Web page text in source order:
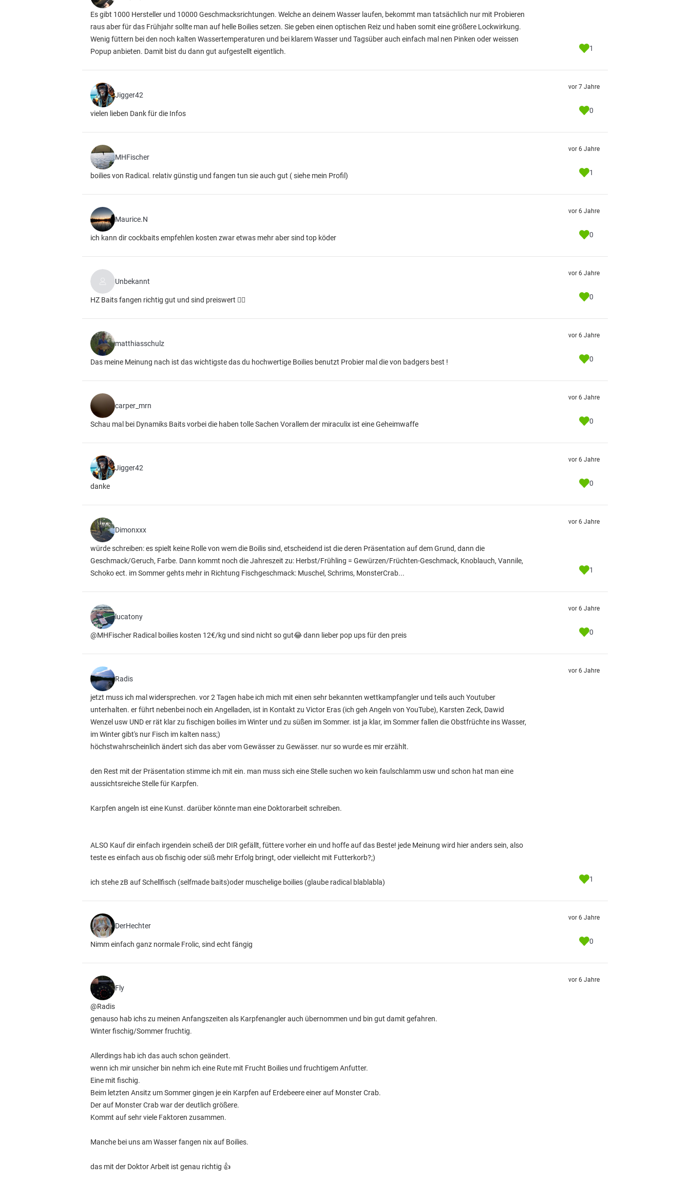
Es gibt 1000 Hersteller und 10000 Geschmacksrichtungen. Welche an deinem Wasser laufen, bekommt man tatsächlich nur mit Probieren
raus aber für das Frühjahr sollte man auf helle Boilies setzen. Sie geben einen optischen Reiz und haben somit eine größere Lockwirkung.
Wenig füttern bei den noch kalten Wassertemperaturen und bei klarem Wasser und Tagsüber auch einfach mal nen Pinken oder weissen
Popup anbieten. Damit bist du dann gut aufgestellt eigentlich.
1
Jigger42
vielen lieben Dank für die Infos
vor 7 Jahre
0
MHFischer
boilies von Radical. relativ günstig und fangen tun sie auch gut ( siehe mein Profil)
vor 6 Jahre
1
Maurice.N
ich kann dir cockbaits empfehlen kosten zwar etwas mehr aber sind top köder
vor 6 Jahre
0
Unbekannt
HZ Baits fangen richtig gut und sind preiswert 👍🏻
vor 6 Jahre
0
matthiasschulz
Das meine Meinung nach ist das wichtigste das du hochwertige Boilies benutzt Probier mal die von badgers best !
vor 6 Jahre
0
carper_mrn
Schau mal bei Dynamiks Baits vorbei die haben tolle Sachen Vorallem der miraculix ist eine Geheimwaffe
vor 6 Jahre
0
Jigger42
danke
vor 6 Jahre
0
Dimonxxx
würde schreiben: es spielt keine Rolle von wem die Boilis sind, etscheidend ist die deren Präsentation auf dem Grund, dann die
Geschmack/Geruch, Farbe. Dann kommt noch die Jahreszeit zu: Herbst/Frühling = Gewürzen/Früchten-Geschmack, Knoblauch, Vannile,
Schoko ect. im Sommer gehts mehr in Richtung Fischgeschmack: Muschel, Schrims, MonsterCrab...
vor 6 Jahre
1
lucatony
@MHFischer Radical boilies kosten 12€/kg und sind nicht so gut😂 dann lieber pop ups für den preis
vor 6 Jahre
0
Radis
jetzt muss ich mal widersprechen. vor 2 Tagen habe ich mich mit einen sehr bekannten wettkampfangler und teils auch Youtuber
unterhalten. er führt nebenbei noch ein Angelladen, ist in Kontakt zu Victor Eras (ich geh Angeln von YouTube), Karsten Zeck, Dawid
Wenzel usw UND er rät klar zu fischigen boilies im Winter und zu süßen im Sommer. ist ja klar, im Sommer fallen die Obstfrüchte ins Wasser,
im Winter gibt's nur Fisch im kalten nass;)
höchstwahrscheinlich ändert sich das aber vom Gewässer zu Gewässer. nur so wurde es mir erzählt.
den Rest mit der Präsentation stimme ich mit ein. man muss sich eine Stelle suchen wo kein faulschlamm usw und schon hat man eine
aussichtsreiche Stelle für Karpfen.
Karpfen angeln ist eine Kunst. darüber könnte man eine Doktorarbeit schreiben.
ALSO Kauf dir einfach irgendein scheiß der DIR gefällt, füttere vorher ein und hoffe auf das Beste! jede Meinung wird hier anders sein, also
teste es einfach aus ob fischig oder süß mehr Erfolg bringt, oder vielleicht mit Futterkorb?;)
ich stehe zB auf Schellfisch (selfmade baits)oder muschelige boilies (glaube radical blablabla)
vor 6 Jahre
1
DerHechter
Nimm einfach ganz normale Frolic, sind echt fängig
vor 6 Jahre
0
Fly
@Radis
genauso hab ichs zu meinen Anfangszeiten als Karpfenangler auch übernommen und bin gut damit gefahren.
Winter fischig/Sommer fruchtig.
Allerdings hab ich das auch schon geändert.
wenn ich mir unsicher bin nehm ich eine Rute mit Frucht Boilies und fruchtigem Anfutter.
Eine mit fischig.
Beim letzten Ansitz um Sommer gingen je ein Karpfen auf Erdebeere einer auf Monster Crab.
Der auf Monster Crab war der deutlich größere.
Kommt auf sehr viele Faktoren zusammen.
Manche bei uns am Wasser fangen nix auf Boilies.
das mit der Doktor Arbeit ist genau richtig 👍
vor 6 Jahre